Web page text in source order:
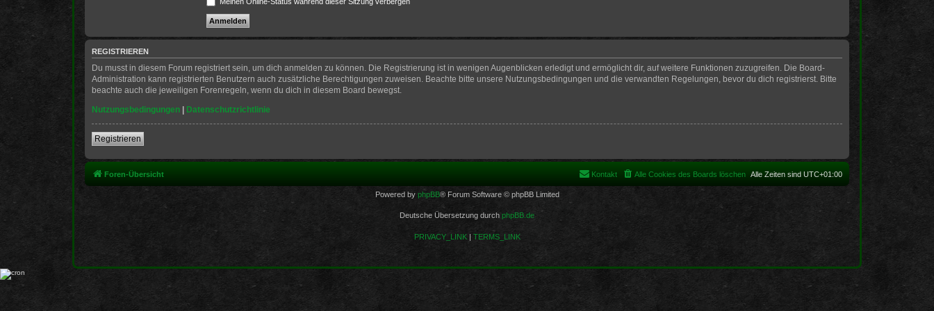
REGISTRIEREN
Du musst in diesem Forum registriert sein, um dich anmelden zu können. Die Registrierung ist in wenigen Augenblicken erledigt und ermöglicht dir, auf weitere Funktionen zuzugreifen. Die Board-
Administration kann registrierten Benutzern auch zusätzliche Berechtigungen zuweisen. Beachte bitte unsere Nutzungsbedingungen und die verwandten Regelungen, bevor du dich registrierst. Bitte
beachte auch die jeweiligen Forenregeln, wenn du dich in diesem Board bewegst.
Nutzungsbedingungen | Datenschutzrichtlinie
Registrieren
Foren-Übersicht Alle Zeiten sind UTC+01:00
Alle Cookies des Boards löschen
Kontakt
Powered by phpBB® Forum Software © phpBB Limited
Deutsche Übersetzung durch phpBB.de
PRIVACY_LINK| TERMS_LINK